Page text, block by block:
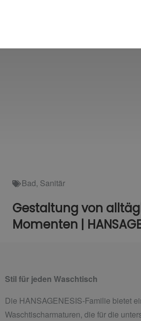
Bad, Sanitär
Gestaltung von
Momenten |
Stil für jeden Waschtisch
Die HANSAGENESIS-Familie bietet
Waschtischarmaturen, die für die